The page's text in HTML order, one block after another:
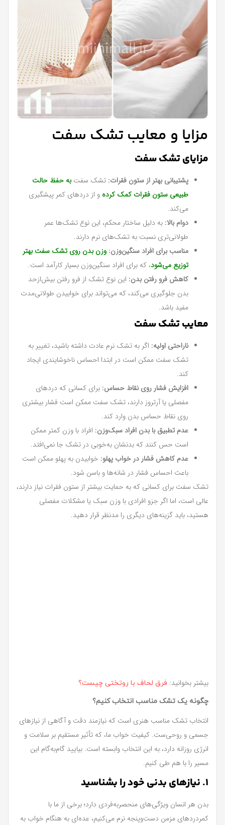
مزایا و معایب تشک سفت
مزایای تشک سفت
پشتیبانی بهتر از ستون فقرات: تشک سفتبه حفظ حالت
طبیعی ستون فقرات کمک کرده و از دردهای کمر پیشگیری
می‌کند.
دوام بالا: به دلیل ساختار محکم، این نوع تشک‌ها عمر
طولانی‌تری نسبت به تشک‌های نرم دارند.
مناسب برای افراد سنگین‌وزن: وزن بدن روی تشک سفت بهتر
توزیع می‌شود، که برای افراد سنگین‌وزن بسیار کارآمد است.
کاهش فرو رفتن بدن: این نوع تشک از فرو رفتن بیش‌ازحد
بدن جلوگیری می‌کند، که می‌تواند برای خوابیدن طولانی‌مدت
مفید باشد.
معایب تشک سفت
ناراحتی اولیه: اگر به تشک نرم عادت داشته باشید، تغییر به
تشک سفت ممکن است در ابتدا احساس ناخوشایندی ایجاد
کند.
افزایش فشار روی نقاط حساس: برای کسانی که دردهای
مفصلی یا آرتروز دارند، تشک سفت ممکن است فشار بیشتری
روی نقاط حساس بدن وارد کند.
عدم تطبیق با بدن افراد سبک‌وزن: افراد با وزن کمتر ممکن
است حس کنند که بدنشان به‌خوبی در تشک جا نمی‌افتد.
عدم کاهش فشار در خواب پهلو: خوابیدن به پهلو ممکن است
باعث احساس فشار در شانه‌ها و باسن شود.
تشک سفت برای کسانی که به حمایت بیشتر از ستون فقرات نیاز دارند،
عالی است، اما اگر جزو افرادی با وزن سبک یا مشکلات مفصلی
هستید، باید گزینه‌های دیگری را مدنظر قرار دهید.
بیشتر بخوانید: فرق لحاف با روتختی چیست؟
چگونه یک تشک مناسب انتخاب کنیم؟
انتخاب تشک مناسب هنری است که نیازمند دقت و آگاهی از نیازهای
جسمی و روحی‌ست. کیفیت خواب ما، که تأثیر مستقیم بر سلامت و
انرژی روزانه دارد، به این انتخاب وابسته است. بیایید گام‌به‌گام این
مسیر را با هم طی کنیم.
1. نیازهای بدنی خود را بشناسید
بدن هر انسان ویژگی‌های منحصربه‌فردی دارد؛ برخی از ما با
کمردردهای مزمن دست‌وپنجه نرم می‌کنیم، عده‌ای به هنگام خواب به